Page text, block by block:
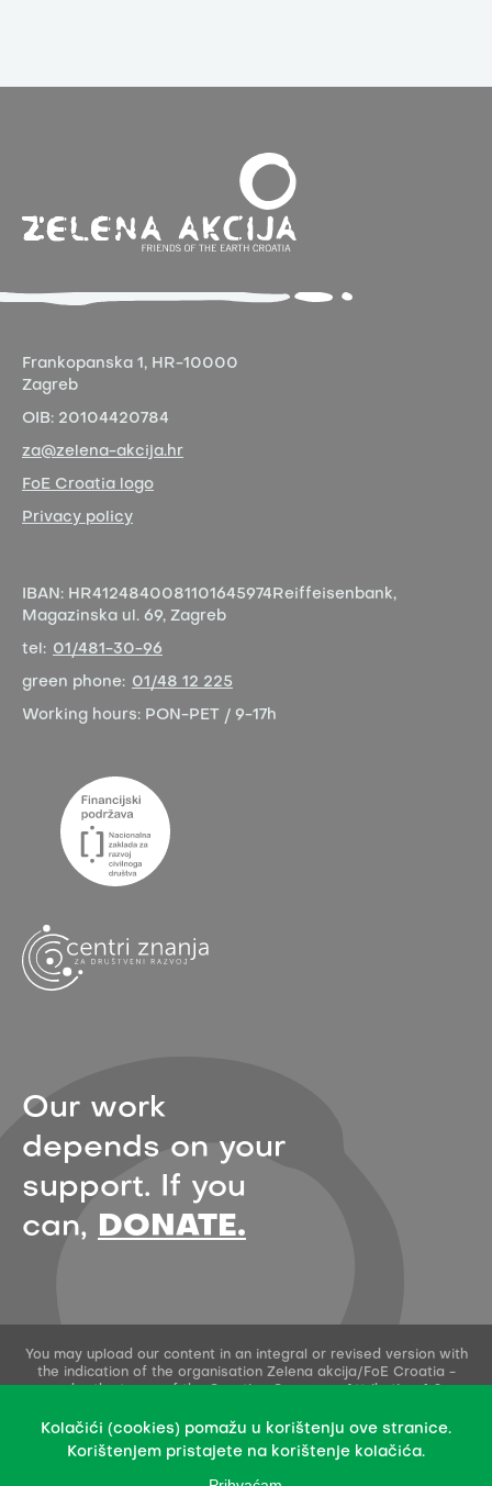
Frankopanska 1, HR-10000
Zagreb
OIB: 20104420784
za@zelena-akcija.hr
FoE Croatia logo
Privacy policy
IBAN: HR4124840081101645974 Reiffeisenbank,
Magazinska ul. 69, Zagreb
tel: 01/481-30-96
green phone: 01/48 12 225
Working hours: PON-PET / 9-17h
Our work
depends on your
support. If you
can, DONATE.
You may upload our content in an integral or revised version with
the indication of the organisation Zelena akcija/FoE Croatia -
This permission does not apply to stock photos and embedded
content of other creators.
Design & development: Slobodna domena Zadruga za otvoreni
Kolačići (cookies) pomažu u korištenju ove stranice.
Korištenjem pristajete na korištenje kolačića.